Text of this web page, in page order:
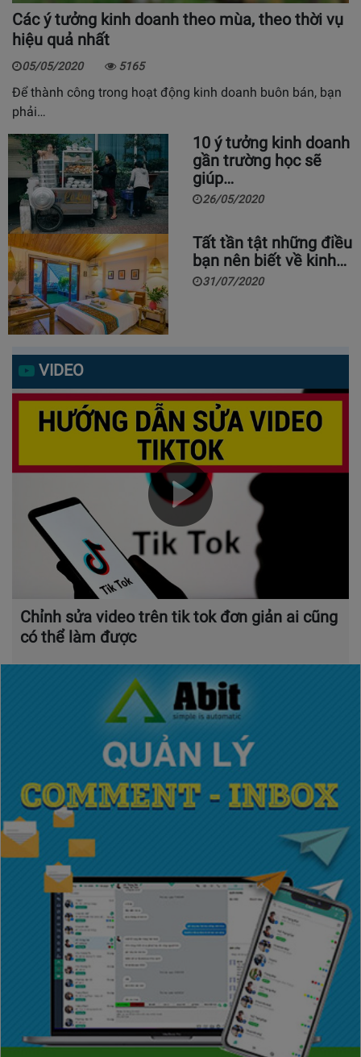
Các ý tưởng kinh doanh theo mùa, theo thời vụ
hiệu quả nhất
05/05/2020 5165
Để thành công trong hoạt động kinh doanh buôn bán, bạn
phải…
10 ý tưởng kinh doanh
gần trường học sẽ
giúp…
26/05/2020
Tất tần tật những điều
bạn nên biết về kinh…
31/07/2020
VIDEO
Chỉnh sửa video trên tik tok đơn giản ai cũng
có thể làm được